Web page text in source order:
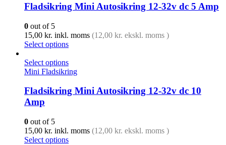
Fladsikring Mini Autosikring 12-32v dc 5 Amp
0 out of 5
15,00 kr. inkl. moms (12,00 kr. ekskl. moms )
Select options
Select options
Mini Fladsikring
Fladsikring Mini Autosikring 12-32v dc 10
Amp
0 out of 5
15,00 kr. inkl. moms (12,00 kr. ekskl. moms )
Select options